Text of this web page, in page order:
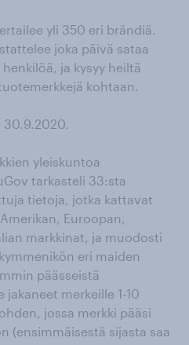
yli 350 eri brändiä.
joka päivä sataa
ja kysyy heiltä
kohtaan.
30.9.2020.
yleiskuntoa
tarkasteli 33:sta
tietoja, jotka kattavat
Euroopan,
markkinat, ja muodosti
eri maiden
päässeistä
merkeille 1-10
jossa merkki pääsi
(ensimmäisestä sijasta saa